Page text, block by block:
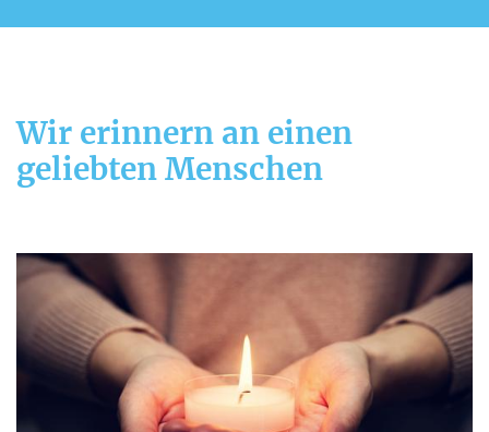
Wir erinnern an einen
geliebten Menschen